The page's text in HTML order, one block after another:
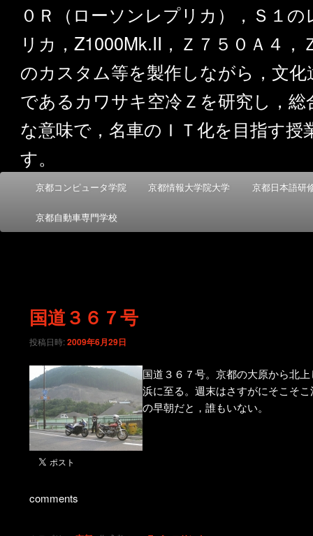
０Ｒ（ローソンレプリカ），Ｓ１の
リカ，Z1000Mk.II，Ｚ７５０Ａ４，
のカスタム等を製作しながら，文化
であるカワサキ空冷Ｚを研究し，総
な意味で，名車のＩＴ化を目指す授
す。
メ
メ
イ
ン
ン
ツ
へ
移
動
サ
ブ
テ
ツ
へ
移
動
京都コンピュータ学院 京都情報大学院大学 京都日本語研
京都自動車専門学校
国道３６７号
投稿日時:2009年6月29日
国道３６７号。京都の大原から北
浜に至る。週末はさすがにそこそ
の早朝だと，誰もいない。
comments